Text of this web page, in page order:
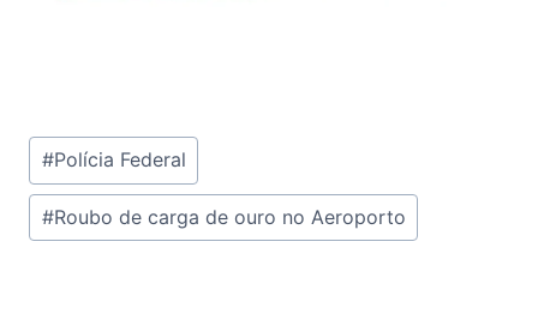
Tags
do
Post:
#Polícia Federal
#Roubo de carga de ouro no Aeroporto